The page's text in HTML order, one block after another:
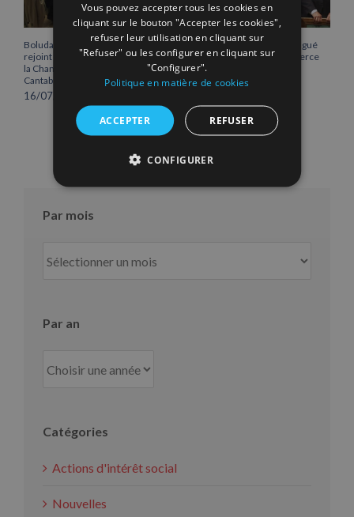
Boluda Corporación Marítima
rejoint l’Assemblée plénière de
la Chambre de commerce de
Cantabrie
16/07/2026
Vicente Boluda Fos distingué
par la Chambre de commerce
de Séville.
12/06/2026
Par mois
mois
Par an
Catégories
Actions d'intérêt social
Nouvelles
Vous pouvez accepter tous les cookies en
cliquant sur le bouton "Accepter les cookies",
refuser leur utilisation en cliquant sur
"Refuser" ou les configurer en cliquant sur
"Configurer".
Politique en matière de cookies
ACCEPTER REFUSER
CONFIGURER